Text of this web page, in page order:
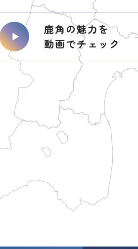
鹿角の魅力を
動画でチェック